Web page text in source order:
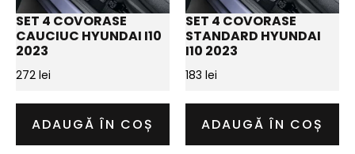
SET 4 COVORASE
CAUCIUC HYUNDAI I10
2023
272 lei
ADAUGĂ ÎN COȘ
SET 4 COVORASE
STANDARD HYUNDAI
I10 2023
183 lei
ADAUGĂ ÎN COȘ